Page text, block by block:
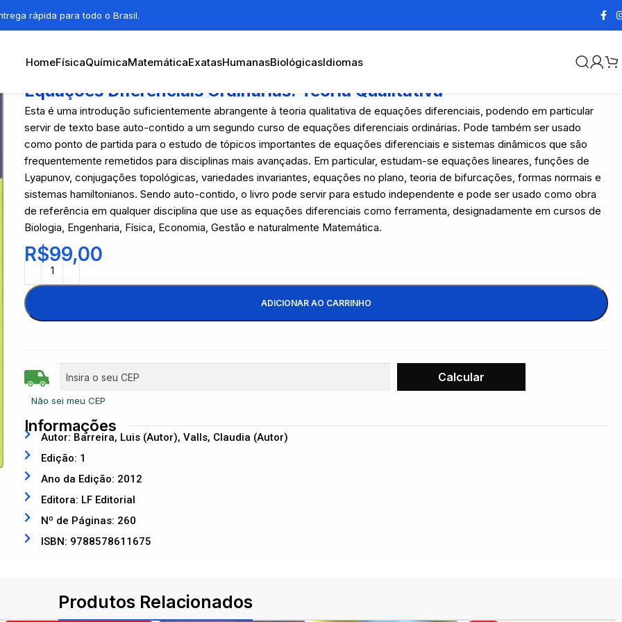
rápida para todo o Brasil.
HomeFísicaQuímicaMatemáticaExatasHumanasBiológicasIdiomas
Equações Diferenciais Ordinárias: Teoria Qualitativa
Esta é uma introdução suficientemente abrangente à teoria qualitativa de equações diferenciais, podendo em particular
servir de texto base auto-contido a um segundo curso de equações diferenciais ordinárias. Pode também ser usado
como ponto de partida para o estudo de tópicos importantes de equações diferenciais e sistemas dinâmicos que são
frequentemente remetidos para disciplinas mais avançadas. Em particular, estudam-se equações lineares, funções de
Lyapunov, conjugações topológicas, variedades invariantes, equações no plano, teoria de bifurcações, formas normais e
sistemas hamiltonianos. Sendo auto-contido, o livro pode servir para estudo independente e pode ser usado como obra
de referência em qualquer disciplina que use as equações diferenciais como ferramenta, designadamente em cursos de
Biologia, Engenharia, Física, Economia, Gestão e naturalmente Matemática.
R$99,00
ADICIONAR AO CARRINHO
Não sei meu CEP
Informações
Autor: Barreira, Luis (Autor), Valls, Claudia (Autor)
Edição: 1
Ano da Edição: 2012
Editora: LF Editorial
Nº de Páginas: 260
ISBN: 9788578611675
Produtos Relacionados